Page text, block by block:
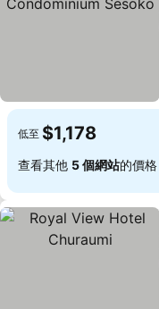
低至 $1,178
查看其他 5 個網站的價格